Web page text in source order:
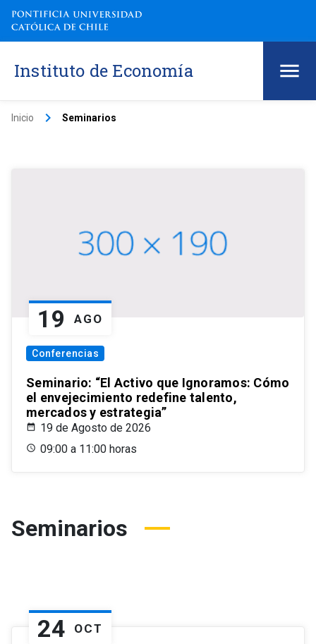
Instituto de Economía
Inicio keyboard_arrow_right Seminarios
19 AGO
Conferencias
Seminario: “El Activo que Ignoramos: Cómo
el envejecimiento redefine talento,
mercados y estrategia”
19 de Agosto de 2026
09:00 a 11:00 horas
Seminarios
24 OCT